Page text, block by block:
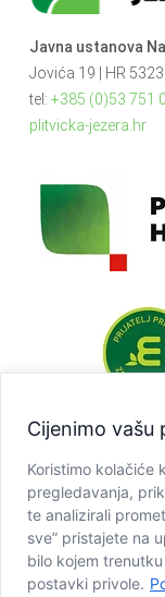
Cijenimo vašu
Koristimo kolačiće
pregledavanja,
te analizirali
sve” pristajete na
bilo kojem
postavki privole.
Javna ustanova
Jovića 19 | HR
tel: +385 (0)53 751
plitvicka-jezera.hr